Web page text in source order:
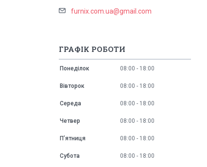
furnix.com.ua@gmail.com
ГРАФІК РОБОТИ
Понеділок 08:00 18:00
Вівторок 08:00 18:00
Середа 08:00 18:00
Четвер 08:00 18:00
Пʼятниця 08:00 18:00
Субота 08:00 18:00